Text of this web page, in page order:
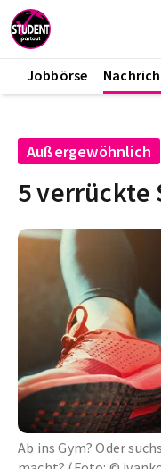
Jobbörse
Außergewöhnlich
5 verrückte
Ab ins Gym? Oder